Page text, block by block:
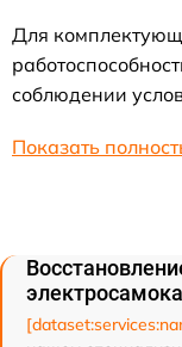
Для
соблюдении
Показать